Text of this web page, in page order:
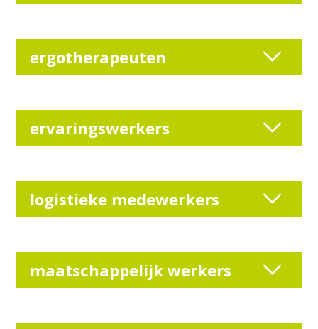
ergotherapeuten
ervaringswerkers
logistieke medewerkers
maatschappelijk werkers